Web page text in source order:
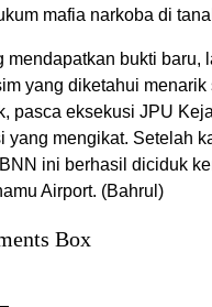
mafia narkoba di
mendapatkan bukti baru,
yang diketahui menarik
pasca eksekusi JPU
yang mengikat. Setelah
ini berhasil diciduk
Airport. (Bahrul)
Box